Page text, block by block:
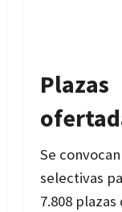
Plazas
Se
selectivas
7.808